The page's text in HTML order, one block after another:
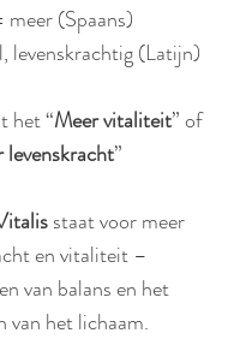
(Spaans)
levenskrachtig (Latijn)
het “Meer vitaliteit” of
levenskracht”
staat voor meer
en vitaliteit –
van balans en het
van het lichaam.